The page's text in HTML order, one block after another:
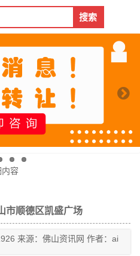
搜索
内容
市顺德区凯盛广场
来源：佛山资讯网 作者：ai